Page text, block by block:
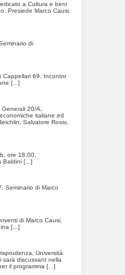
a Cultura e beni
Presiede Marco Causi.
di
69. Incontro
[...]
20/A,
italiane ed
Salvatore Rossi,
ore 18,00.
Baldini [...]
Seminario di Marco
di Marco Causi,
[...]
Università
sarà discussant nella
il programma [...]